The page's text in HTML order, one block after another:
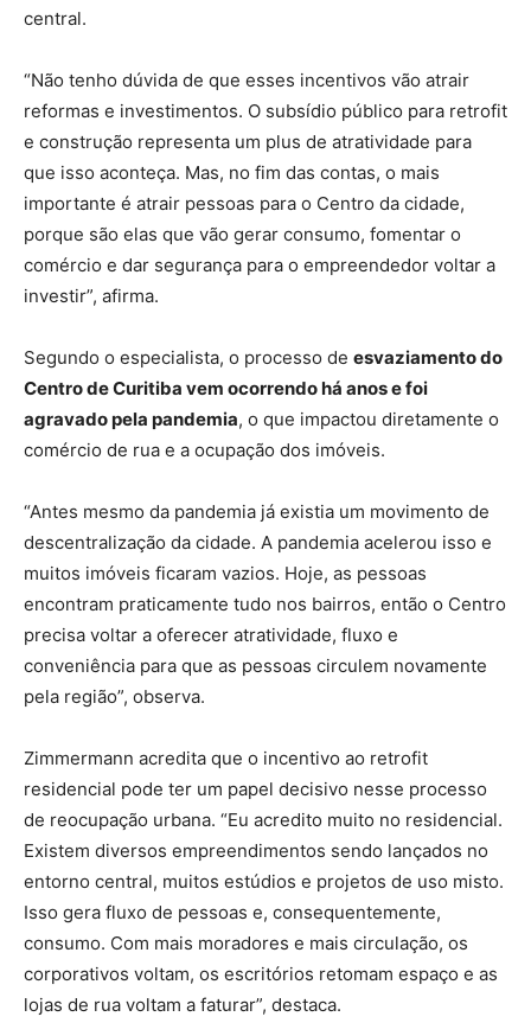
central.
“Não tenho dúvida de que esses incentivos vão atrair
reformas e investimentos. O subsídio público para retrofit
e construção representa um plus de atratividade para
que isso aconteça. Mas, no fim das contas, o mais
importante é atrair pessoas para o Centro da cidade,
porque são elas que vão gerar consumo, fomentar o
comércio e dar segurança para o empreendedor voltar a
investir”, afirma.
Segundo o especialista, o processo de esvaziamento do
Centro de Curitiba vem ocorrendo há anos e foi
agravado pela pandemia, o que impactou diretamente o
comércio de rua e a ocupação dos imóveis.
“Antes mesmo da pandemia já existia um movimento de
descentralização da cidade. A pandemia acelerou isso e
muitos imóveis ficaram vazios. Hoje, as pessoas
encontram praticamente tudo nos bairros, então o Centro
precisa voltar a oferecer atratividade, fluxo e
conveniência para que as pessoas circulem novamente
pela região”, observa.
Zimmermann acredita que o incentivo ao retrofit
residencial pode ter um papel decisivo nesse processo
de reocupação urbana. “Eu acredito muito no residencial.
Existem diversos empreendimentos sendo lançados no
entorno central, muitos estúdios e projetos de uso misto.
Isso gera fluxo de pessoas e, consequentemente,
consumo. Com mais moradores e mais circulação, os
corporativos voltam, os escritórios retomam espaço e as
lojas de rua voltam a faturar”, destaca.